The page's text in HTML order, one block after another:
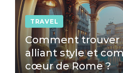
TRAVEL
Comment trouver
alliant style et
cœur de Rome ?